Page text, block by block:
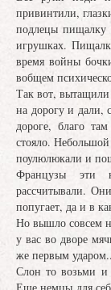
привинтили,
подлецы пищалку
игрушках.
время войны
вобщем
Так вот, вытащили
на дорогу и дали,
дороге, благо
стояло.
поулюлюкали и
Французы эти
рассчитывали.
попугает, да и в
Но вышло совсем
у вас во дворе
же первым
Слон то возьми и